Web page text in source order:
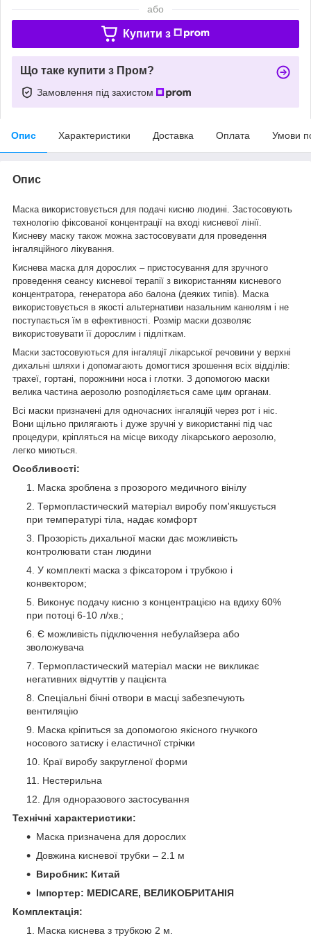
або
Купити з
Що таке купити з Пром?
Замовлення під захистом
Опис Характеристики Доставка Оплата Умови
Опис
Маска використовується для подачі кисню людині. Застосовують
технологію фіксованої концентрації на вході кисневої лінії.
Кисневу маску також можна застосовувати для проведення
інгаляційного лікування.
Киснева маска для дорослих – пристосування для зручного
проведення сеансу кисневої терапії з використанням кисневого
концентратора, генератора або балона (деяких типів). Маска
використовується в якості альтернативи назальним канюлям і не
поступається їм в ефективності. Розмір маски дозволяє
використовувати її дорослим і підліткам.
Маски застосовуються для інгаляції лікарської речовини у верхні
дихальні шляхи і допомагають домогтися зрошення всіх відділів:
трахеї, гортані, порожнини носа і глотки. З допомогою маски
велика частина аерозолю розподіляється саме цим органам.
Всі маски призначені для одночасних інгаляцій через рот і ніс.
Вони щільно прилягають і дуже зручні у використанні під час
процедури, кріпляться на місце виходу лікарського аерозолю,
легко миються.
Особливості:
Маска зроблена з прозорого медичного вінілу
Термопластический матеріал виробу пом'якшується
при температурі тіла, надає комфорт
Прозорість дихальної маски дає можливість
контролювати стан людини
У комплекті маска з фіксатором і трубкою і
конвектором;
Виконує подачу кисню з концентрацією на вдиху 60%
при потоці 6-10 л/хв.;
Є можливість підключення небулайзера або
зволожувача
Термопластический матеріал маски не викликає
негативних відчуттів у пацієнта
Спеціальні бічні отвори в масці забезпечують
вентиляцію
Маска кріпиться за допомогою якісного гнучкого
носового затиску і еластичної стрічки
Краї виробу закругленої форми
Нестерильна
Для одноразового застосування
Технічні характеристики:
Маска призначена для дорослих
Довжина кисневої трубки – 2.1 м
Виробник: Китай
Імпортер: MEDICARE, ВЕЛИКОБРИТАНІЯ
Комплектація:
Маска киснева з трубкою 2 м.